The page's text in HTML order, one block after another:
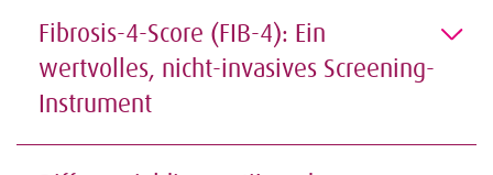
Fibrosis-4-Score (FIB-4): Ein
wertvolles, nicht-invasives Screening-
Instrument